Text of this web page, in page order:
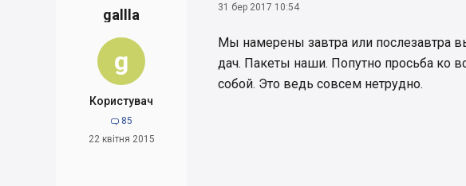
gallla
g
Користувач
 85
22 квітня 2015
31 бер 2017 10:54
Мы намерены завтра или послезавтра
дач. Пакеты наши. Попутно просьба ко
собой. Это ведь совсем нетрудно.